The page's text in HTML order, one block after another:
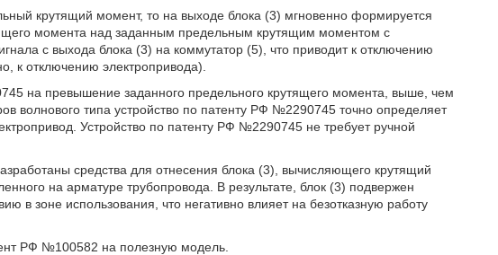
крутящий момент, то на выходе блока (3) мгновенно формируется
момента над заданным предельным крутящим моментом с
с выхода блока (3) на коммутатор (5), что приводит к отключению
к отключению электропривода).
на превышение заданного предельного крутящего момента, выше, чем
волнового типа устройство по патенту РФ №2290745 точно определяет
Устройство по патенту РФ №2290745 не требует ручной
средства для отнесения блока (3), вычисляющего крутящий
на арматуре трубопровода. В результате, блок (3) подвержен
в зоне использования, что негативно влияет на безотказную работу
РФ №100582 на полезную модель.